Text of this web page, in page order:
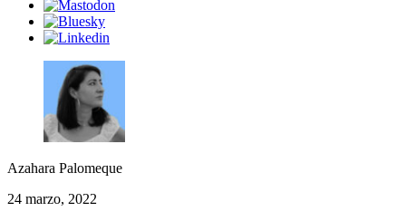
Azahara Palomeque
24 marzo, 2022